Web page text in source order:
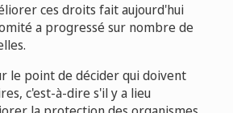
ces droits fait aujourd'hui
a progressé sur nombre de
le point de décider qui doivent
c'est-à-dire s'il y a lieu